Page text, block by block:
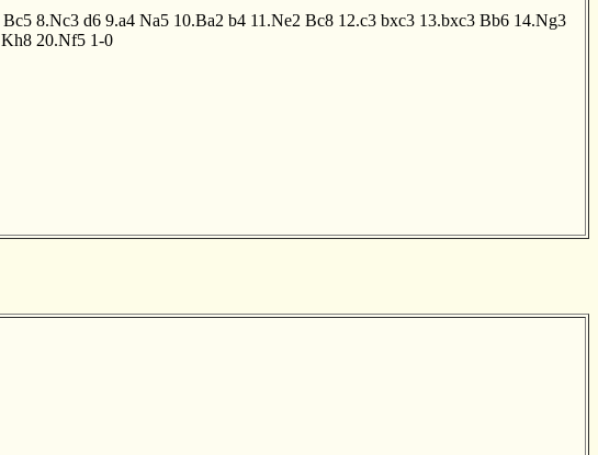
Bc5 8.Nc3 d6 9.a4 Na5 10.Ba2 b4 11.Ne2 Bc8 12.c3 bxc3 13.bxc3 Bb6 14.Ng3
Kh8 20.Nf5 1-0